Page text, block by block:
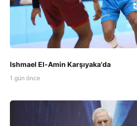
Ishmael El-Amin Karşıyaka'da
1 gün önce